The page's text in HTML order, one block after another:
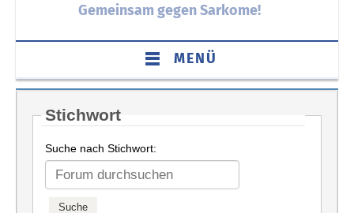
Gemeinsam gegen Sarkome!
MENÜ
Stichwort
Suche nach Stichwort: